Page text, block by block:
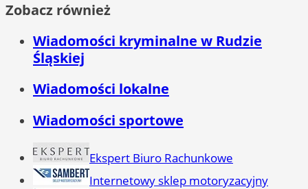
Zobacz również
Wiadomości kryminalne w Rudzie
Śląskiej
Wiadomości lokalne
Wiadomości sportowe
Ekspert Biuro Rachunkowe
Internetowy sklep motoryzacyjny